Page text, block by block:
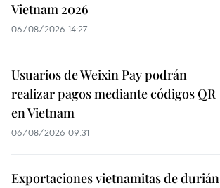
Vietnam 2026
06/08/2026 14:27
Usuarios de Weixin Pay podrán
realizar pagos mediante códigos QR
en Vietnam
06/08/2026 09:31
Exportaciones vietnamitas de durián